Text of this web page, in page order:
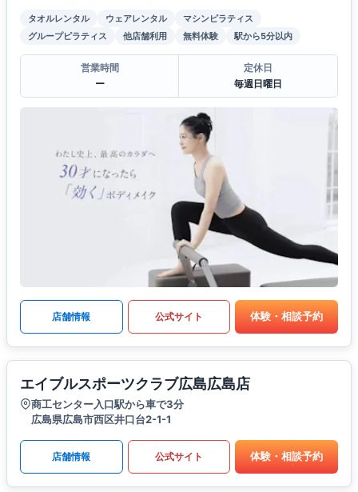
タオルレンタル ウェアレンタル
マシンピラティス
グループピラティス
他店舗利用 無料体験 駅から5分以内
営業時間
ー
定休日
毎週日曜日
店舗情報 公式サイト 体験・相談予約
エイブルスポーツクラブ広島広島店
商工センター入口駅から車で3分
広島県広島市西区井口台2-1-1
店舗情報 公式サイト 体験・相談予約